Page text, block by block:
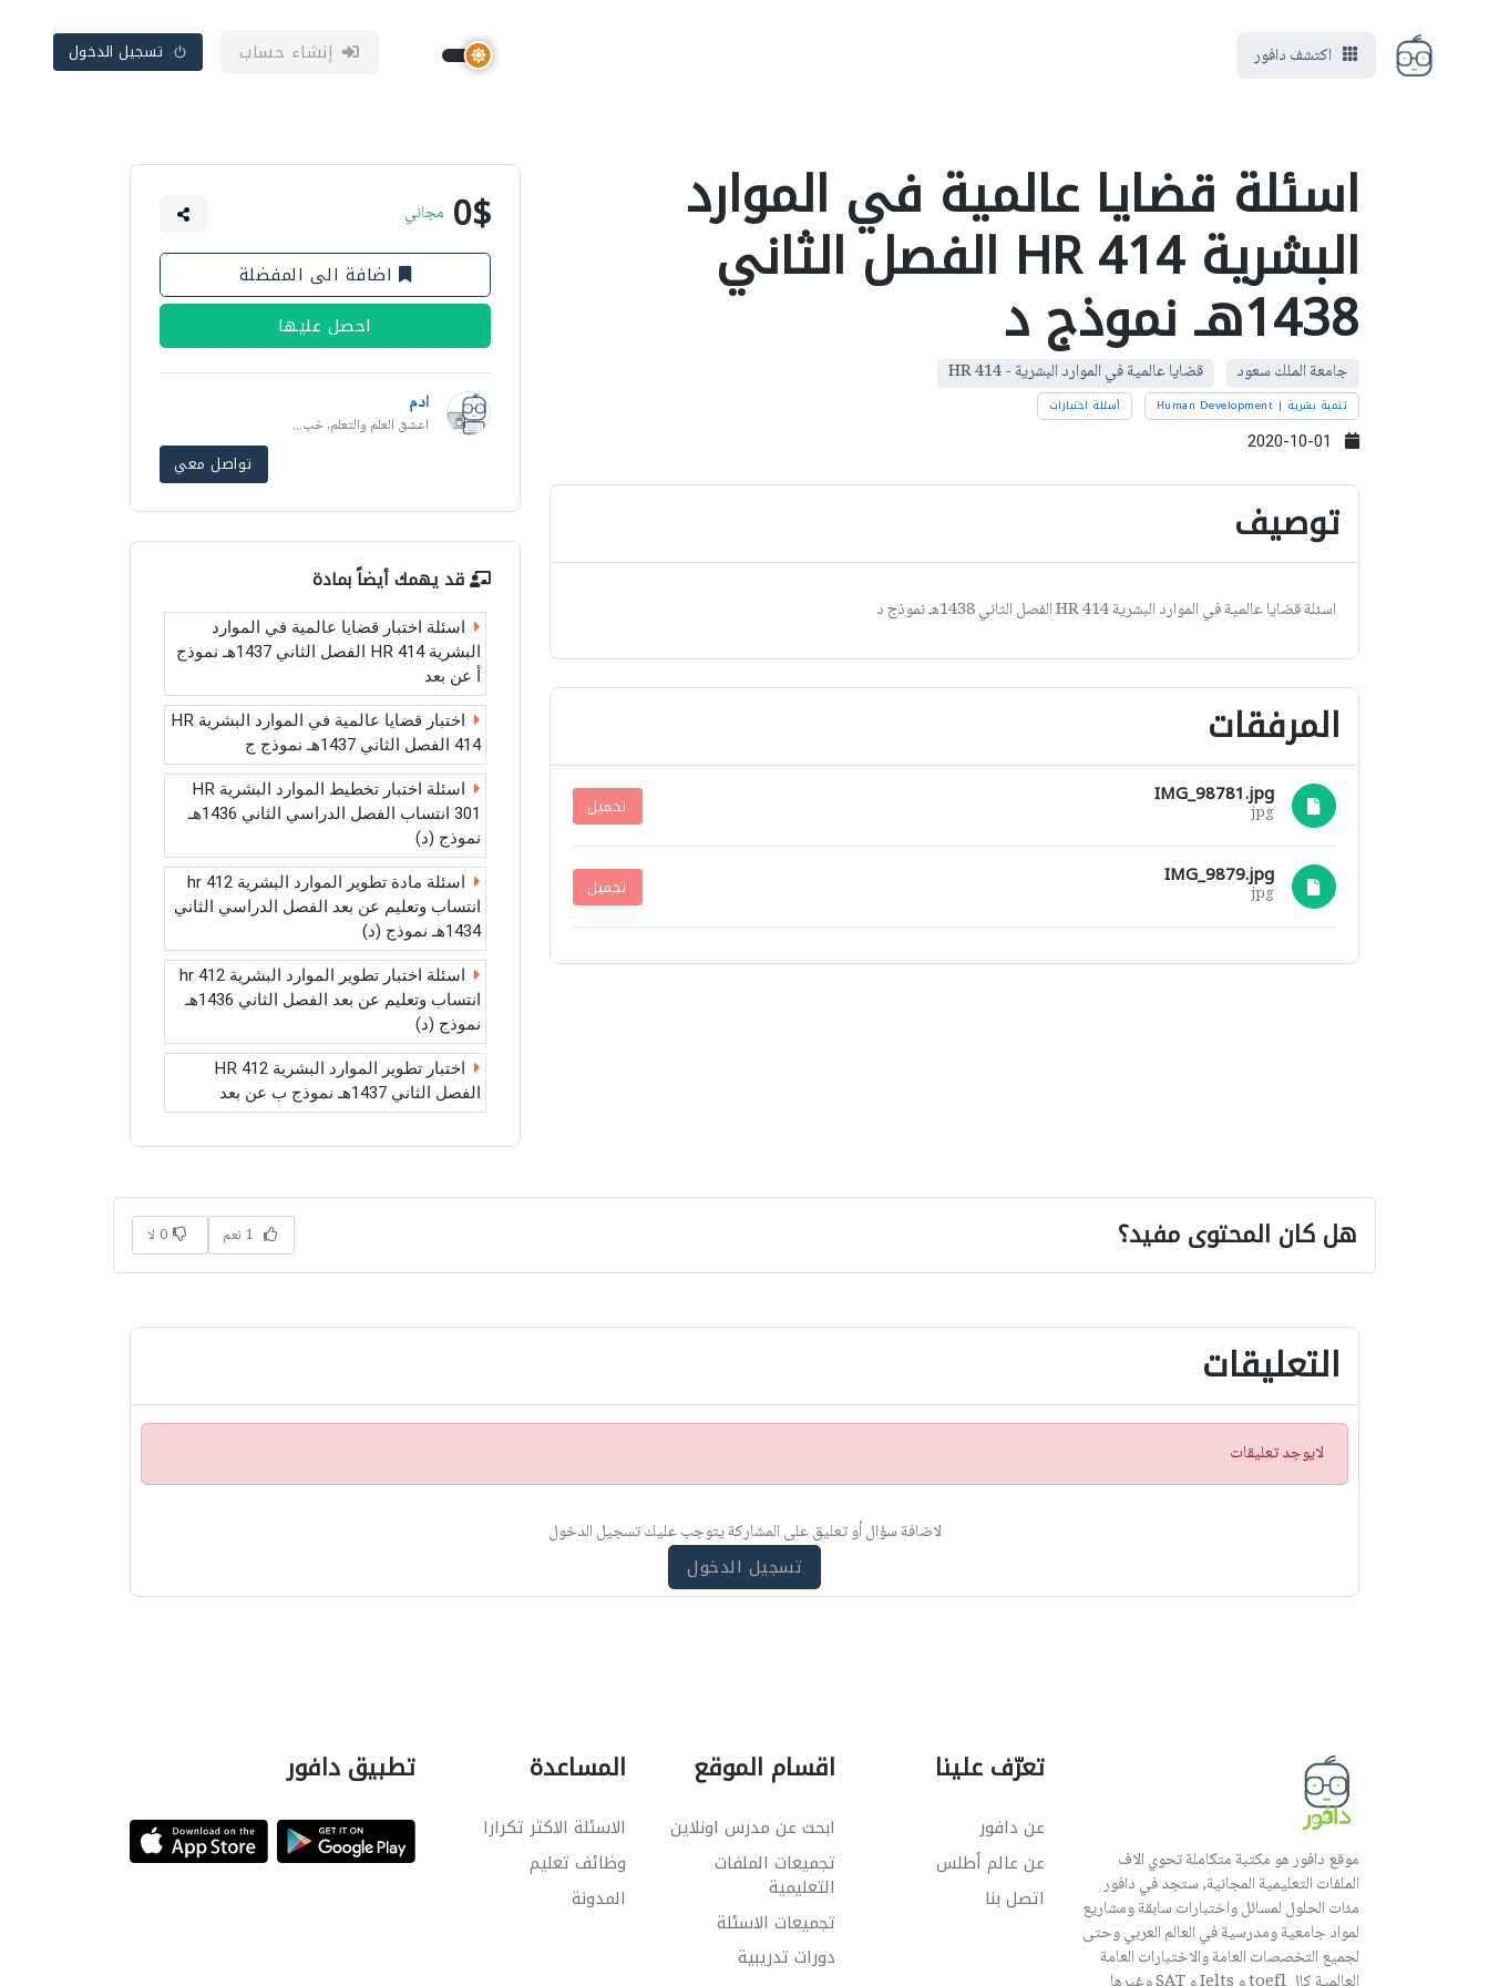
اكتشف دافور إنشاء حساب تسجيل الدخول
اسئلة قضايا عالمية في الموارد
البشرية HR 414 الفصل الثاني
1438هـ نموذج د
جامعة الملك سعود قضايا عالمية في الموارد البشرية - HR 414
تنمية بشرية | Human Development أسئلة اختبارات
توصيف
اسئلة قضايا عالمية في الموارد البشرية HR 414 الفصل الثاني 1438هـ نموذج د
المرفقات
IMG_98781.jpg
jpg تحميل
IMG_9879.jpg
jpg تحميل
0$ مجاني
اضافة الى المفضلة
احصل عليها
ادم
اعشق العلم والتعلم, خب...
تواصل معي
قد يهمك أيضاً بمادة
اسئلة اختبار قضايا عالمية في الموارد
البشرية HR 414 الفصل الثاني 1437هـ نموذج
أ عن بعد
اختبار قضايا عالمية في الموارد البشرية HR
414 الفصل الثاني 1437هـ نموذج ج
اسئلة اختبار تخطيط الموارد البشرية HR
301 انتساب الفصل الدراسي الثاني 1436هـ
نموذج (د)
اسئلة مادة تطوير الموارد البشرية hr 412
انتساب وتعليم عن بعد الفصل الدراسي الثاني
1434هـ نموذج (د)
اسئلة اختبار تطوير الموارد البشرية hr 412
انتساب وتعليم عن بعد الفصل الثاني 1436هـ
نموذج (د)
اختبار تطوير الموارد البشرية HR 412
الفصل الثاني 1437هـ نموذج ب عن بعد
هل كان المحتوى مفيد؟ 1 نعم 0 لا
التعليقات
ت
ن
لايوجد تعليقات
لاضافة سؤال أو تعليق على المشاركة يتوجب عليك تسجيل الدخول
تسجيل الدخول
موقع دافور هو مكتبة متكاملة تحوي الاف
الملفات التعليمية المجانية, ستجد في دافور
مئات الحلول لمسائل واختبارات سابقة ومشاريع
لمواد جامعية ومدرسية في العالم العربي وحتى
لجميع التخصصات العامة والاختبارات العامة
تعرّف علينا
عن دافور
عن عالم أطلس
اتصل بنا
اقسام الموقع
ابحث عن مدرس اونلاين
تجميعات الملفات
التعليمية
تجميعات الاسئلة
دورات تدريبية
المساعدة
الاسئلة الاكثر تكرارا
وظائف تعليم
المدونة
تطبيق دافور